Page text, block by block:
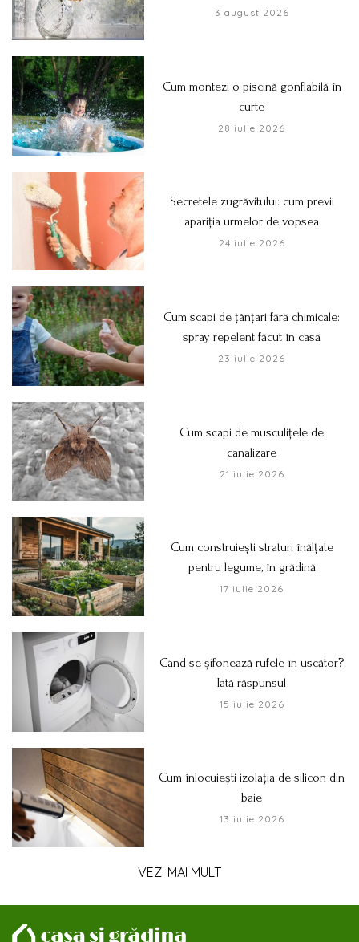
3 august 2026
Cum montezi o piscină gonflabilă în
curte
28 iulie 2026
Secretele zugrăvitului: cum previi
apariția urmelor de vopsea
24 iulie 2026
Cum scapi de țânțari fără chimicale:
spray repelent făcut în casă
23 iulie 2026
Cum scapi de musculițele de
canalizare
21 iulie 2026
Cum construiești straturi înălțate
pentru legume, în grădină
17 iulie 2026
Când se șifonează rufele în uscător?
Iată răspunsul
15 iulie 2026
Cum înlocuiești izolația de silicon din
baie
13 iulie 2026
VEZI MAI MULT